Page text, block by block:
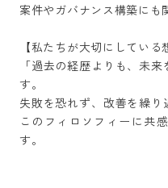
案件やガバナンス構築にも
【私たちが大切にしている
「過去の経歴よりも、未
す。
失敗を恐れず、改善を繰り
このフィロソフィーに共
す。